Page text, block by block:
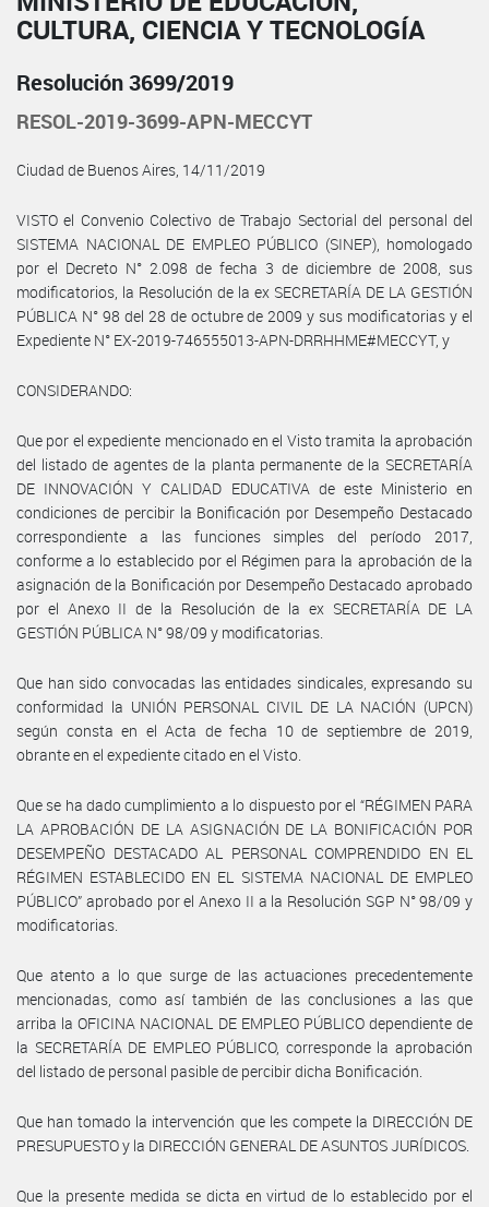
CULTURA, CIENCIA Y TECNOLOGÍA
Resolución 3699/2019
RESOL-2019-3699-APN-MECCYT
Ciudad de Buenos Aires, 14/11/2019
VISTO el Convenio Colectivo de Trabajo Sectorial del personal del
SISTEMA NACIONAL DE EMPLEO PÚBLICO (SINEP), homologado
por el Decreto N° 2.098 de fecha 3 de diciembre de 2008, sus
modificatorios, la Resolución de la ex SECRETARÍA DE LA GESTIÓN
PÚBLICA N° 98 del 28 de octubre de 2009 y sus modificatorias y el
Expediente N° EX-2019-746555013-APN-DRRHHME#MECCYT, y
CONSIDERANDO:
Que por el expediente mencionado en el Visto tramita la aprobación
del listado de agentes de la planta permanente de la SECRETARÍA
DE INNOVACIÓN Y CALIDAD EDUCATIVA de este Ministerio en
condiciones de percibir la Bonificación por Desempeño Destacado
correspondiente a las funciones simples del período 2017,
conforme a lo establecido por el Régimen para la aprobación de la
asignación de la Bonificación por Desempeño Destacado aprobado
por el Anexo II de la Resolución de la ex SECRETARÍA DE LA
GESTIÓN PÚBLICA N° 98/09 y modificatorias.
Que han sido convocadas las entidades sindicales, expresando su
conformidad la UNIÓN PERSONAL CIVIL DE LA NACIÓN (UPCN)
según consta en el Acta de fecha 10 de septiembre de 2019,
obrante en el expediente citado en el Visto.
Que se ha dado cumplimiento a lo dispuesto por el “RÉGIMEN PARA
LA APROBACIÓN DE LA ASIGNACIÓN DE LA BONIFICACIÓN POR
DESEMPEÑO DESTACADO AL PERSONAL COMPRENDIDO EN EL
RÉGIMEN ESTABLECIDO EN EL SISTEMA NACIONAL DE EMPLEO
PÚBLICO” aprobado por el Anexo II a la Resolución SGP N° 98/09 y
modificatorias.
Que atento a lo que surge de las actuaciones precedentemente
mencionadas, como así también de las conclusiones a las que
arriba la OFICINA NACIONAL DE EMPLEO PÚBLICO dependiente de
la SECRETARÍA DE EMPLEO PÚBLICO, corresponde la aprobación
del listado de personal pasible de percibir dicha Bonificación.
Que han tomado la intervención que les compete la DIRECCIÓN DE
PRESUPUESTO y la DIRECCIÓN GENERAL DE ASUNTOS JURÍDICOS.
Que la presente medida se dicta en virtud de lo establecido por el